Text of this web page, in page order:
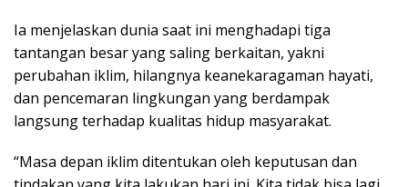
Ia menjelaskan dunia saat ini menghadapi tiga
tantangan besar yang saling berkaitan, yakni
perubahan iklim, hilangnya keanekaragaman hayati,
dan pencemaran lingkungan yang berdampak
langsung terhadap kualitas hidup masyarakat.
“Masa depan iklim ditentukan oleh keputusan dan